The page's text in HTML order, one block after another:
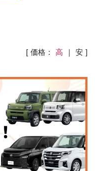
[ 価格：高 ｜ 安 ]